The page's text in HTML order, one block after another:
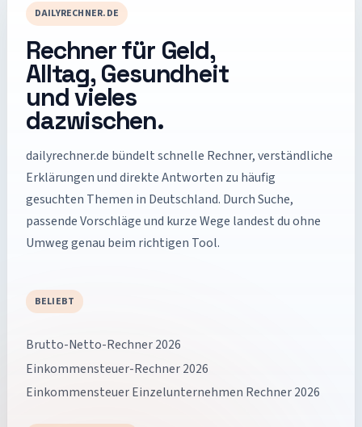
DAILYRECHNER.DE
Rechner für Geld,
Alltag, Gesundheit
und vieles
dazwischen.
dailyrechner.de bündelt schnelle Rechner, verständliche
Erklärungen und direkte Antworten zu häufig
gesuchten Themen in Deutschland. Durch Suche,
passende Vorschläge und kurze Wege landest du ohne
Umweg genau beim richtigen Tool.
BELIEBT
Brutto-Netto-Rechner 2026
Einkommensteuer-Rechner 2026
Einkommensteuer Einzelunternehmen Rechner 2026